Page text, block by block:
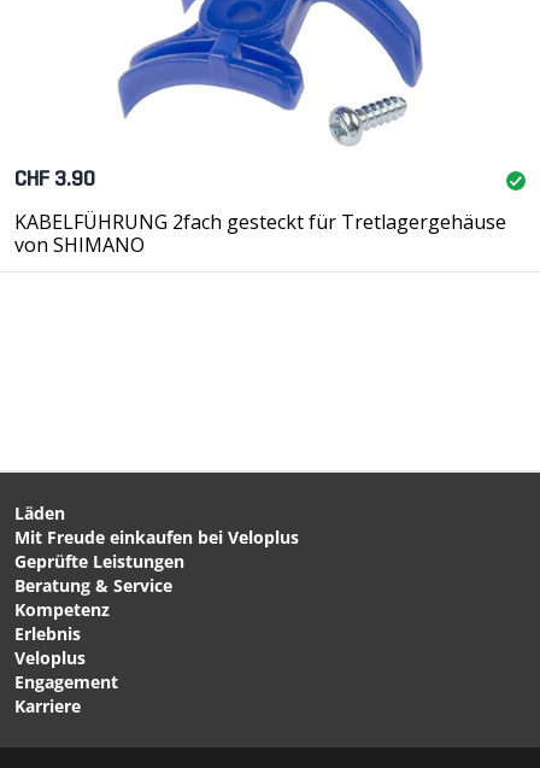
CHF 3.90
KABELFÜHRUNG 2fach gesteckt für Tretlagergehäuse
von SHIMANO
Läden
Mit Freude einkaufen bei Veloplus
Geprüfte Leistungen
Beratung & Service
Kompetenz
Erlebnis
Veloplus
Engagement
Karriere